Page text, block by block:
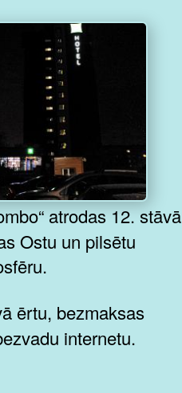
Ostu un pilsētu
internetu.